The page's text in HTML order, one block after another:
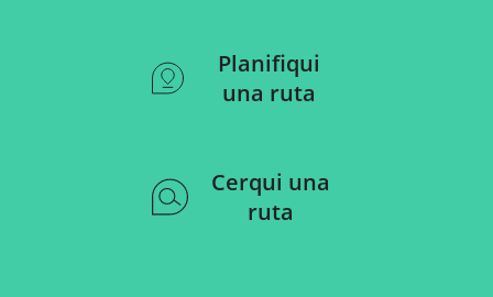
Planifiqui
una ruta
Cerqui una
ruta